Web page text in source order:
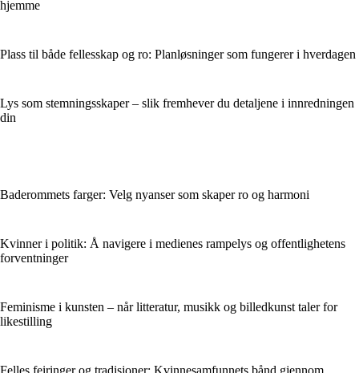
hjemme
Plass til både fellesskap og ro: Planløsninger som fungerer i hverdagen
Lys som stemningsskaper – slik fremhever du detaljene i innredningen
din
Baderommets farger: Velg nyanser som skaper ro og harmoni
Kvinner i politik: Å navigere i medienes rampelys og offentlighetens
forventninger
Feminisme i kunsten – når litteratur, musikk og billedkunst taler for
likestilling
Felles feiringer og tradisjoner: Kvinnesamfunnets bånd gjennom